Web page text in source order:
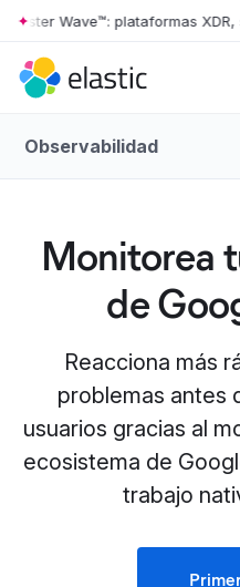
Skip to main content
Wave™: plataformas XDR,
Observabilidad
Monitorea
de
Reacciona más
problemas antes
usuarios gracias al
ecosistema de
trabajo